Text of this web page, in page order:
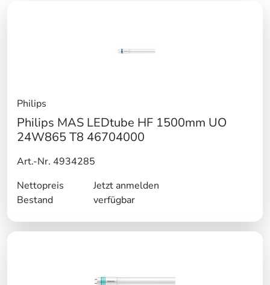
Philips
Philips MAS LEDtube HF 1500mm UO
24W865 T8 46704000
Art.-Nr. 4934285
Nettopreis
Jetzt anmelden
Bestand
verfügbar